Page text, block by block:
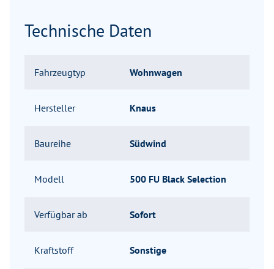
Technische Daten
Fahrzeugtyp Wohnwagen
Hersteller Knaus
Baureihe Südwind
Modell 500 FU Black Selection
Verfügbar ab Sofort
Kraftstoff Sonstige